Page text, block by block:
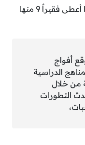
اصطاد صياد 37 سمكة في يوم ما إذا أعطى فقيراً 9 منها
أفواج
الدراسية
من خلال
التطورات